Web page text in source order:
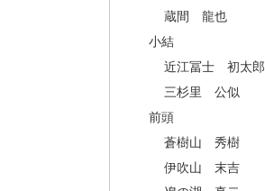
蔵間 龍也
小結
近江冨士 初太郎
三杉里 公似
前頭
蒼樹山 秀樹
伊吹山 末吉